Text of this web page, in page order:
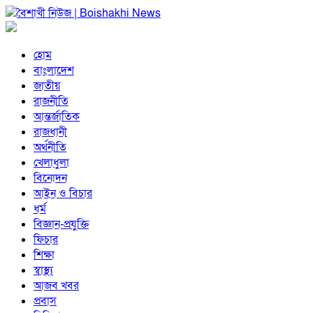
হোম
বাংলাদেশ
জাতীয়
রাজনীতি
আন্তর্জাতিক
রাজধানী
অর্থনীতি
খেলাধুলা
বিনোদন
আইন ও বিচার
ধর্ম
বিজ্ঞান-প্রযুক্তি
ফিচার
শিক্ষা
স্বাস্থ্য
আজব খবর
প্রবাস